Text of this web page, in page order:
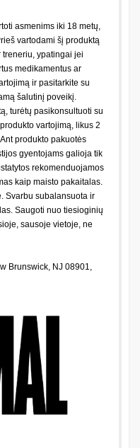
asmenims iki 18 metų,
vartodami šį produktą
ypatingai jei
medikamentus ar
ir pasitarkite su
šalutinį poveikį.
turėtų pasikonsultuoti su
vartojimą, likus 2
produkto pakuotės
gyentojams galioja tik
rekomenduojamos
kaip maisto pakaitalas.
Svarbu subalansuota ir
Saugoti nuo tiesioginių
sausoje vietoje, ne
Brunswick, NJ 08901,